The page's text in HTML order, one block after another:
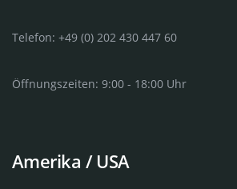
Telefon: +49 (0) 202 430 447 60
Öffnungszeiten: 9:00 - 18:00 Uhr
Amerika / USA